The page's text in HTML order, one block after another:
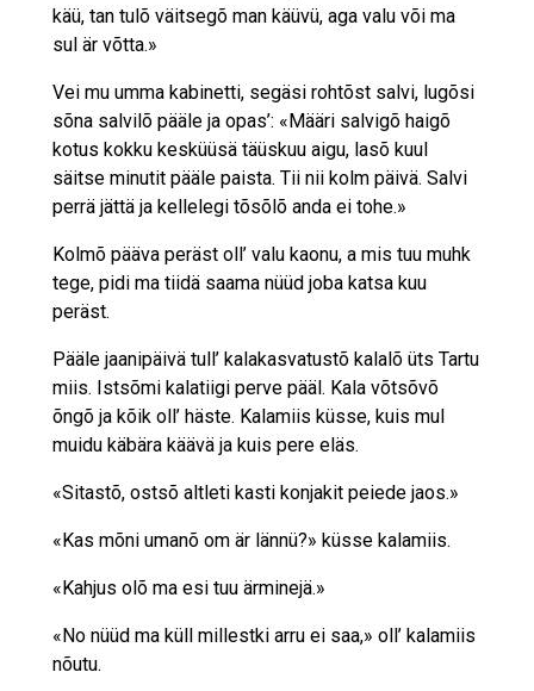
käü, tan tulõ väitsegõ man käüvü, aga valu või ma
sul är võtta.»
Vei mu umma kabinetti, segäsi rohtõst salvi, lugõsi
sõna salvilõ pääle ja opas’: «Määri salvigõ haigõ
kotus kokku kesküüsä täüskuu aigu, lasõ kuul
säitse minutit pääle paista. Tii nii kolm päivä. Salvi
perrä jättä ja kellelegi tõsõlõ anda ei tohe.»
Kolmõ pääva peräst oll’ valu kaonu, a mis tuu muhk
tege, pidi ma tiidä saama nüüd joba katsa kuu
peräst.
Pääle jaanipäivä tull’ kalakasvatustõ kalalõ üts Tartu
miis. Istsõmi kalatiigi perve pääl. Kala võtsõvõ
õngõ ja kõik oll’ häste. Kalamiis küsse, kuis mul
muidu käbära käävä ja kuis pere eläs.
«Sitastõ, ostsõ altleti kasti konjakit peiede jaos.»
«Kas mõni umanõ om är lännü?» küsse kalamiis.
«Kahjus olõ ma esi tuu ärminejä.»
«No nüüd ma küll millestki arru ei saa,» oll’ kalamiis
nõutu.